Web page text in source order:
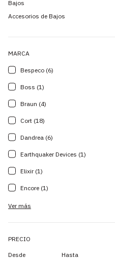
Bajos
Accesorios de Bajos
MARCA
Bespeco (6)
Boss (1)
Braun (4)
Cort (18)
Dandrea (6)
Earthquaker Devices (1)
Elixir (1)
Encore (1)
Ver más
PRECIO
Desde Hasta